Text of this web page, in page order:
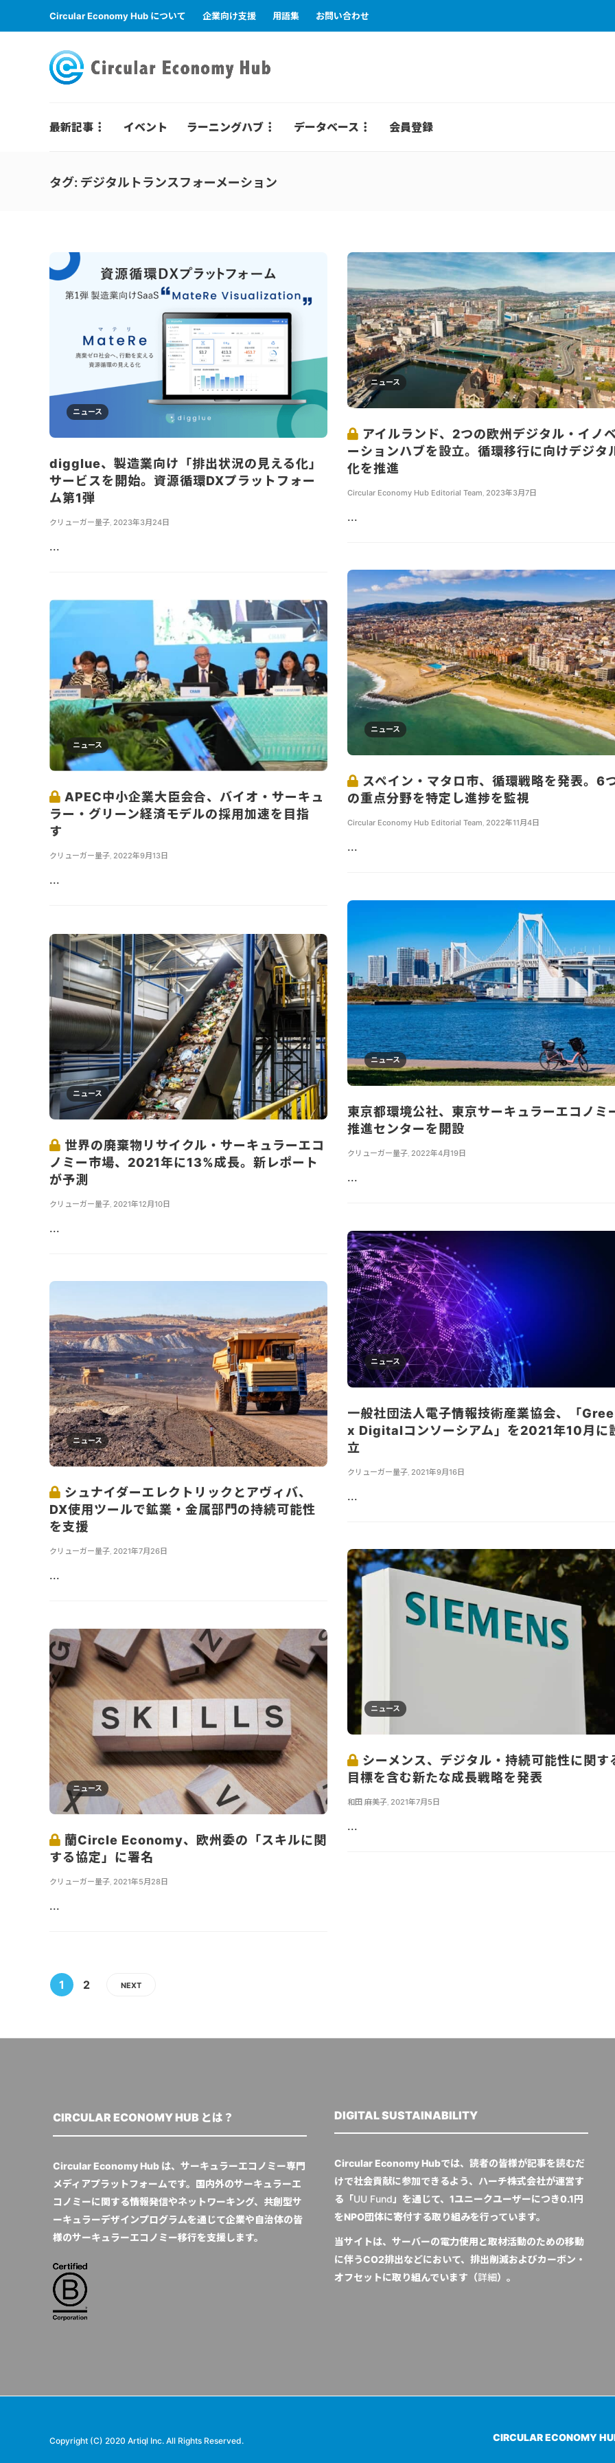
Circular Economy Hub について 企業向け支援 用語集 お問い合わせ
最新記事 イベント ラーニングハブ データベース 会員登録
タグ: デジタルトランスフォーメーション
ニュース
digglue、製造業向け「排出状況の見える化」
サービスを開始。資源循環DXプラットフォー
ム第1弾
クリューガー量子 2023年3月24日
...
ニュース
アイルランド、2つの欧州デジタル・イノ
ーションハブを設立。循環移行に向けデジタ
化を推進
Circular Economy Hub Editorial Team, 2023年3月7日
...
ニュース
スペイン・マタロ市、循環戦略を発表。6
の重点分野を特定し進捗を監視
Circular Economy Hub Editorial Team 2022年11月4日
...
ニュース
APEC中小企業大臣会合、バイオ・サーキュ
ラー・グリーン経済モデルの採用加速を目指
す
クリューガー量子, 2022年9月13日
...
ニュース
東京都環境公社、東京サーキュラーエコノミ
推進センターを開設
クリューガー量子 2022年4月19日
...
ニュース
世界の廃棄物リサイクル・サーキュラーエコ
ノミー市場、2021年に13%成長。新レポート
が予測
クリューガー量子 2021年12月10日
...
ニュース
一般社団法人電子情報技術産業協会、「
x Digitalコンソーシアム」を2021年10月に
立
クリューガー量子 2021年9月16日
...
ニュース
シュナイダーエレクトリックとアヴィバ、
DX使用ツールで鉱業・金属部門の持続可能性
を支援
クリューガー量子 2021年7月26日
...
ニュース
シーメンス、デジタル・持続可能性に関す
目標を含む新たな成長戦略を発表
和田 麻美子 2021年7月5日
...
ニュース
蘭Circle Economy、欧州委の「スキルに関
する協定」に署名
クリューガー量子 2021年5月28日
...
1 2 NEXT
CIRCULAR ECONOMY HUB とは？
Circular Economy Hub は、サーキュラーエコノミー専門
メディアプラットフォームです。国内外のサーキュラーエ
コノミーに関する情報発信やネットワーキング、共創型サ
ーキュラーデザインプログラムを通じて企業や自治体の皆
様のサーキュラーエコノミー移行を支援します。
DIGITAL SUSTAINABILITY
Circular Economy Hubでは、読者の皆様が記事を読むだ
けで社会貢献に参加できるよう、ハーチ株式会社が運営す
る「UU Fund 」を通じて、1ユニークユーザーにつき0.1円
をNPO団体に寄付する取り組みを行っています。
当サイトは、サーバーの電力使用と取材活動のための移動
に伴うCO2排出などにおいて、排出削減およびカーボン・
オフセットに取り組んでいます（詳細）。
Copyright (C) 2020 Artiql Inc. All Rights Reserved. CIRCULAR ECONOMY